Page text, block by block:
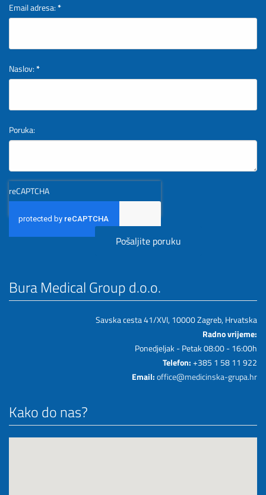
Email adresa:*
Naslov:*
Poruka:
reCAPTCHA
Bura Medical Group d.o.o.
Savska cesta 41/XVI, 10000 Zagreb, Hrvatska
Radno vrijeme:
Ponedjeljak - Petak 08:00 - 16:00h
Telefon:+385 1 58 11 922
Email:office@medicinska-grupa.hr
Kako do nas?